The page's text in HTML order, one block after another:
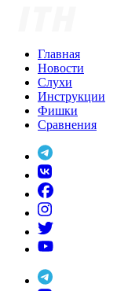
Главная
Новости
Слухи
Инструкции
Фишки
Сравнения